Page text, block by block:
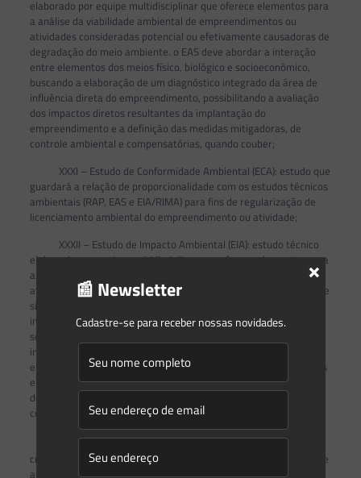
elaborado por equipe multidisciplinar que oferece elementos para
a análise da viabilidade ambiental de empreendimentos ou
atividades consideradas potencial ou efetivamente causadoras de
degradação do meio ambiente. o EAS deve abordar a interação
entre elementos dos meios físico, biológico e socioeconômico,
buscando a elaboração de um diagnóstico integrado da área de
influência direta do empreendimento, possibilitando a avaliação
dos impactos diretos resultantes da implantação do
empreendimento e a definição das medidas mitigadoras, de
controle ambiental e compensatórias, quando couber;
XXXI – Estudo de Conformidade Ambiental (ECA): estudo que
guardará a relação de proporcionalidade com os estudos técnicos
ambientais (RAP, EAS e EIA/RIMA) para fins de regularização de
licenciamento ambiental do empreendimento ou atividade;
XXXII – Estudo de Impacto Ambiental (EIA): estudo técnico
elaborado por equipe multidisciplinar que oferece elementos para
a análise da viabilidade ambiental de empreendimentos ou
atividades consideradas potencial ou efetivamente causadoras de
significativa degradação do meio ambiente. o EIA deve abordar a
interação entre elementos dos meios físico, biológico e
socioeconômico, buscando a elaboração de um diagnóstico
integrado das áreas de influência direta e indireta do
empreendimento, possibilitando a avaliação dos impactos diretos
e indiretos resultantes da implantação do empreendimento e a
definição das medidas mitigadoras, de controle ambiental e
compensatórias;
XXXIII – Família de Baixa Renda: aquela que atenda aos
critérios definidos no art. 5o, da
, ou norma que
a suceda;
📰 Newsletter
Cadastre-se para receber nossas novidades.
×